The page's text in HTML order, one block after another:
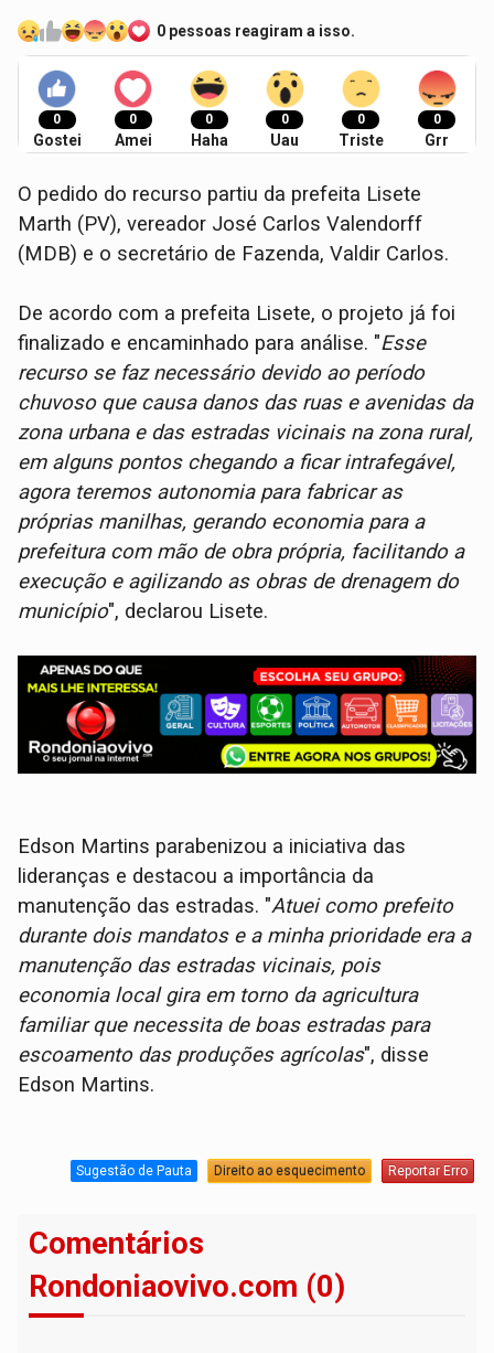
0 pessoas reagiram a isso.
0
Gostei
0
Amei
0
Haha
0
Uau
0
Triste
0
Grr
O pedido do recurso partiu da prefeita Lisete
Marth (PV), vereador José Carlos Valendorff
(MDB) e o secretário de Fazenda, Valdir Carlos.
De acordo com a prefeita Lisete, o projeto já foi
finalizado e encaminhado para análise. "Esse
recurso se faz necessário devido ao período
chuvoso que causa danos das ruas e avenidas da
zona urbana e das estradas vicinais na zona rural,
em alguns pontos chegando a ficar intrafegável,
agora teremos autonomia para fabricar as
próprias manilhas, gerando economia para a
prefeitura com mão de obra própria, facilitando a
execução e agilizando as obras de drenagem do
município", declarou Lisete.
Edson Martins parabenizou a iniciativa das
lideranças e destacou a importância da
manutenção das estradas. "Atuei como prefeito
durante dois mandatos e a minha prioridade era a
manutenção das estradas vicinais, pois
economia local gira em torno da agricultura
familiar que necessita de boas estradas para
escoamento das produções agrícolas", disse
Edson Martins.
Sugestão de Pauta Direito ao esquecimento Reportar Erro
Comentários
Rondoniaovivo.com (0)